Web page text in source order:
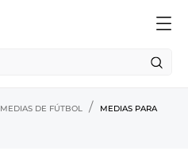
MEDIAS DE FÚTBOL
MEDIAS PARA